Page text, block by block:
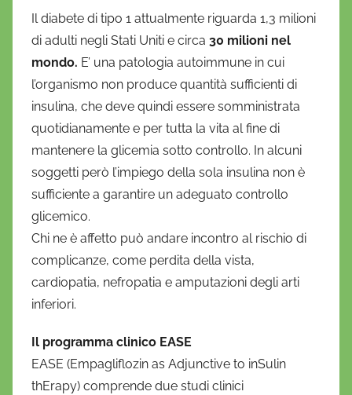
Il diabete di tipo 1 attualmente riguarda 1,3 milioni
di adulti negli Stati Uniti e circa 30 milioni nel
mondo. E’ una patologia autoimmune in cui
l’organismo non produce quantità sufficienti di
insulina, che deve quindi essere somministrata
quotidianamente e per tutta la vita al fine di
mantenere la glicemia sotto controllo. In alcuni
soggetti però l’impiego della sola insulina non è
sufficiente a garantire un adeguato controllo
glicemico.
Chi ne è affetto può andare incontro al rischio di
complicanze, come perdita della vista,
cardiopatia, nefropatia e amputazioni degli arti
inferiori.
Il programma clinico EASE
EASE (Empagliflozin as Adjunctive to inSulin
thErapy) comprende due studi clinici